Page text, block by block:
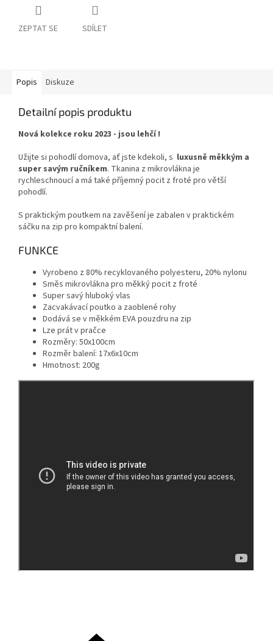
ZEPTAT SE SDÍLET
Popis Diskuze
Detailní popis produktu
Nová kolekce roku 2023 - jsou lehčí !
Užijte si pohodlí domova, ať jste kdekoli, s luxusně měkkým a
super savým ručníkem. Tkanina z mikrovlákna je
rychleschnoucí a má také příjemný pocit z froté pro větší
pohodlí.
S praktickým poutkem na zavěšení je zabalen v praktickém
sáčku na zip pro kompaktní balení.
FUNKCE
Vyrobeno z 80% recyklovaného polyesteru, 20% nylonu
Směs mikrovlákna pro měkký pocit z froté
Super savý hluboký vlas
Zacvakávací poutko a zaoblené rohy
Dodává se v měkkém EVA pouzdru na zip
Lze prát v pračce
Rozměry: 50x100cm
Rozměr balení: 17x6x10cm
Hmotnost: 200g